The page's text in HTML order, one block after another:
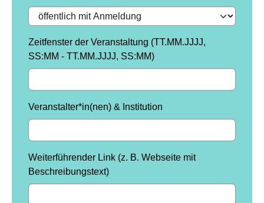
Zeitfenster der Veranstaltung (TT.MM.JJJJ,
SS:MM - TT.MM.JJJJ, SS:MM)
Veranstalter*in(nen) & Institution
Weiterführender Link (z. B. Webseite mit
Beschreibungstext)